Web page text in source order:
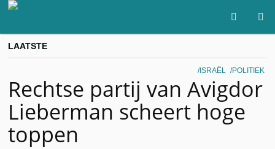
LAATSTE
ISRAËL POLITIEK
Rechtse partij van Avigdor
Lieberman scheert hoge
toppen